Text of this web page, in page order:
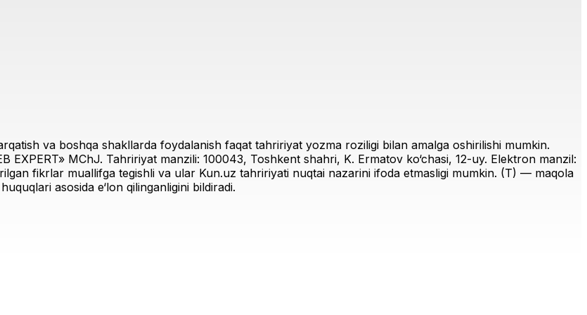
va boshqa shakllarda foydalanish faqat tahririyat yozma roziligi bilan amalga oshirilishi mumkin.
EXPERT» MChJ. Tahririyat manzili: 100043, Toshkent shahri, K. Ermatov ko‘chasi, 12-uy. Elektron manzil:
fikrlar muallifga tegishli va ular Kun.uz tahririyati nuqtai nazarini ifoda etmasligi mumkin. (T) — maqola
asosida e‘lon qilinganligini bildiradi.